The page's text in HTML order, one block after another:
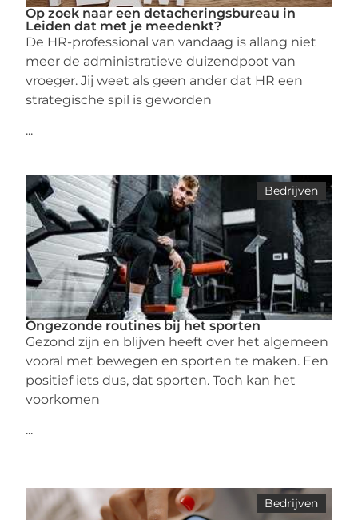
Op zoek naar een detacheringsbureau in
Leiden dat met je meedenkt?
De HR-professional van vandaag is allang niet
meer de administratieve duizendpoot van
vroeger. Jij weet als geen ander dat HR een
strategische spil is geworden
...
Bedrijven
Ongezonde routines bij het sporten
Gezond zijn en blijven heeft over het algemeen
vooral met bewegen en sporten te maken. Een
positief iets dus, dat sporten. Toch kan het
voorkomen
...
Bedrijven